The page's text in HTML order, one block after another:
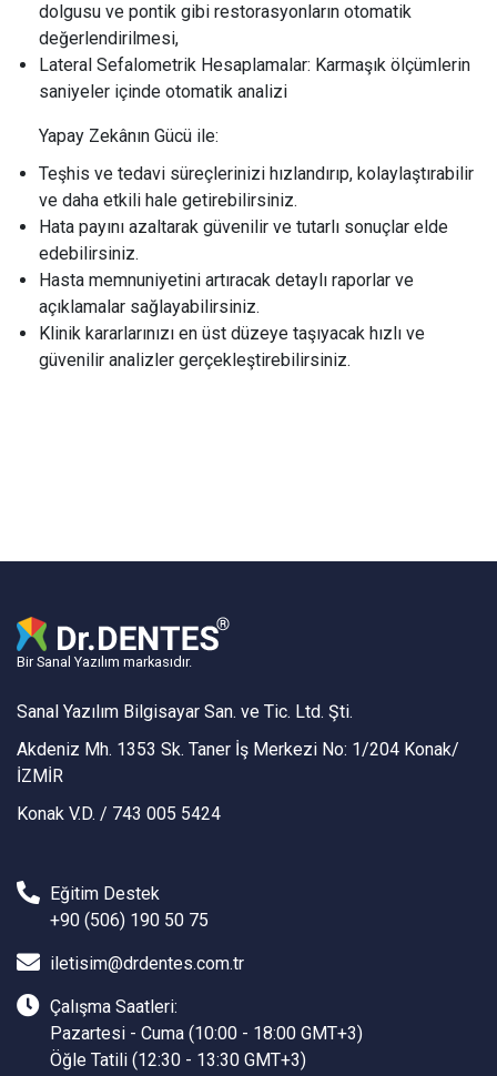
dolgusu ve pontik gibi restorasyonların otomatik
değerlendirilmesi,
Lateral Sefalometrik Hesaplamalar: Karmaşık ölçümlerin
saniyeler içinde otomatik analizi
Yapay Zekânın Gücü ile:
Teşhis ve tedavi süreçlerinizi hızlandırıp, kolaylaştırabilir
ve daha etkili hale getirebilirsiniz.
Hata payını azaltarak güvenilir ve tutarlı sonuçlar elde
edebilirsiniz.
Hasta memnuniyetini artıracak detaylı raporlar ve
açıklamalar sağlayabilirsiniz.
Klinik kararlarınızı en üst düzeye taşıyacak hızlı ve
güvenilir analizler gerçekleştirebilirsiniz.
Bir Sanal Yazılım markasıdır.
Sanal Yazılım Bilgisayar San. ve Tic. Ltd. Şti.
Akdeniz Mh. 1353 Sk. Taner İş Merkezi No: 1/204 Konak/
İZMİR
Konak V.D. / 743 005 5424
Eğitim Destek
+90 (506) 190 50 75
iletisim@drdentes.com.tr
Çalışma Saatleri:
Pazartesi - Cuma (10:00 - 18:00 GMT+3)
Öğle Tatili (12:30 - 13:30 GMT+3)